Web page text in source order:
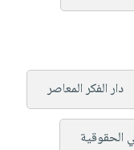
دار الفكر المعاصر
الحقوقية